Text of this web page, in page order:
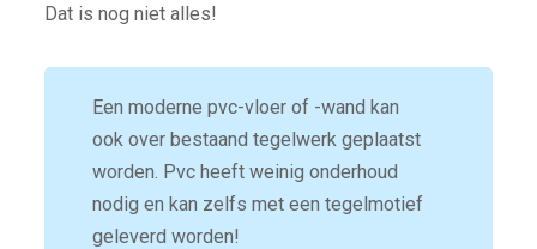
Dat is nog niet alles!
Een moderne pvc-vloer of -wand kan
ook over bestaand tegelwerk geplaatst
worden. Pvc heeft weinig onderhoud
nodig en kan zelfs met een tegelmotief
geleverd worden!